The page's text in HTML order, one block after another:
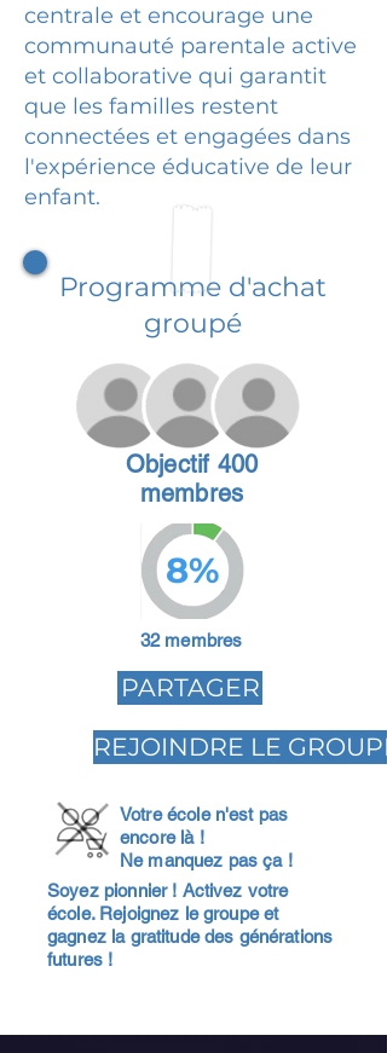
centrale et encourage une
communauté parentale active
et collaborative qui garantit
que les familles restent
connectées et engagées dans
l'expérience éducative de leur
enfant.
Programme d'achat
groupé
Objectif 400
membres
8%
32 membres
PARTAGER
REJOINDRE LE GROUPE
Votre école n'est pas
encore là !
Ne manquez pas ça !
Soyez pionnier ! Activez votre
école. Rejoignez le groupe et
gagnez la gratitude des générations
futures !